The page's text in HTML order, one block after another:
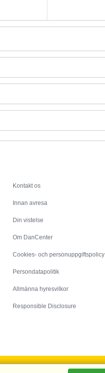
Kontakt os
Innan avresa
Din vistelse
Om DanCenter
Cookies- och personuppgiftspolicy
Persondatapolitik
Allmänna hyresvilkor
Responsible Disclosure